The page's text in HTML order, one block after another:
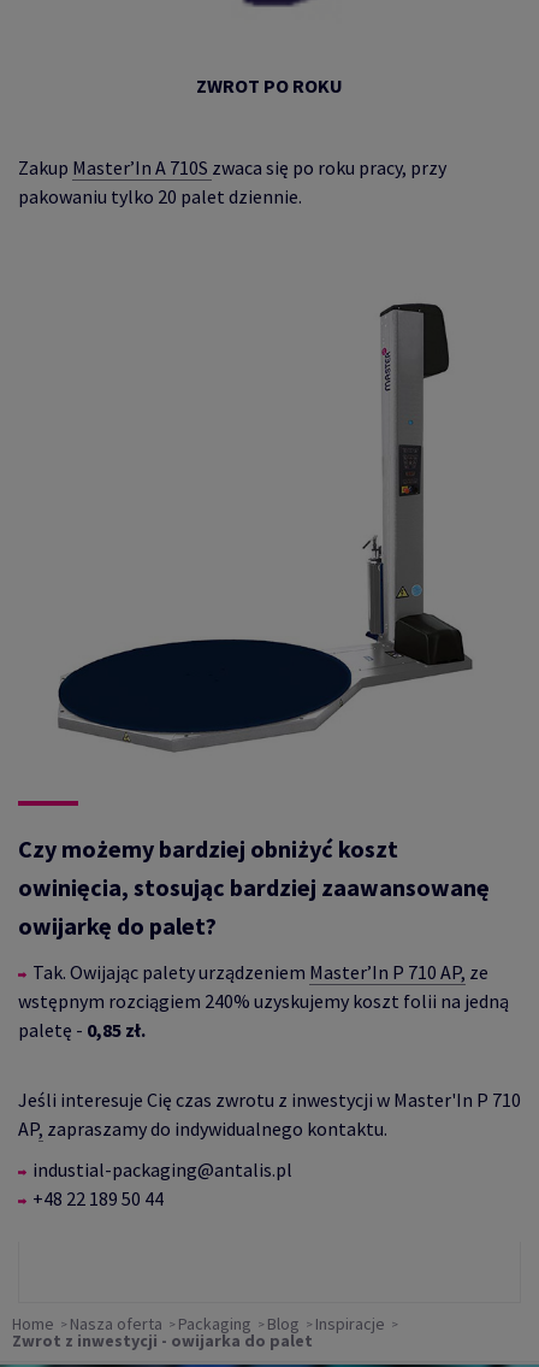
ZWROT PO ROKU
Zakup Master’In A 710S zwaca się po roku pracy, przy
pakowaniu tylko 20 palet dziennie.
Czy możemy bardziej obniżyć koszt
owinięcia, stosując bardziej zaawansowanę
owijarkę do palet?
Tak. Owijając palety urządzeniem Master’In P 710 AP, ze
wstępnym rozciągiem 240% uzyskujemy koszt folii na jedną
paletę - 0,85 zł.
Jeśli interesuje Cię czas zwrotu z inwestycji w Master'In P 710
AP, zapraszamy do indywidualnego kontaktu.
industial-packaging@antalis.pl
+48 22 189 50 44
Home Nasza oferta Packaging Blog Inspiracje
Zwrot z inwestycji - owijarka do palet